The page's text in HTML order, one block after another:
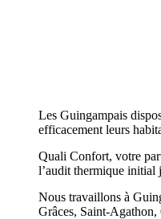
Les Guingampais
efficacement leurs
Quali Confort, votre
l’audit thermique initial
Nous travaillons à
Grâces, Saint-